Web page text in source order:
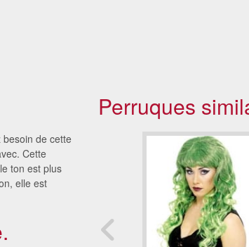
de cette
Cette
ton est plus
elle est
Perruques